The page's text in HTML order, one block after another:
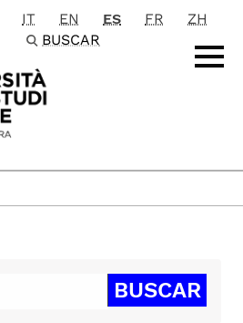
principale
IT EN ES FR
ZH
BUSCAR